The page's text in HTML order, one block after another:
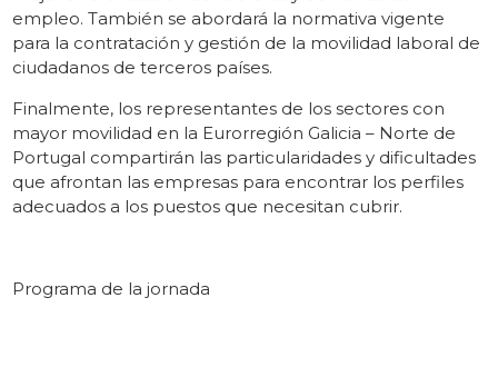
empleo. También se abordará la normativa vigente
para la contratación y gestión de la movilidad laboral de
ciudadanos de terceros países.
Finalmente, los representantes de los sectores con
mayor movilidad en la Eurorregión Galicia – Norte de
Portugal compartirán las particularidades y dificultades
que afrontan las empresas para encontrar los perfiles
adecuados a los puestos que necesitan cubrir.
Programa de la jornada